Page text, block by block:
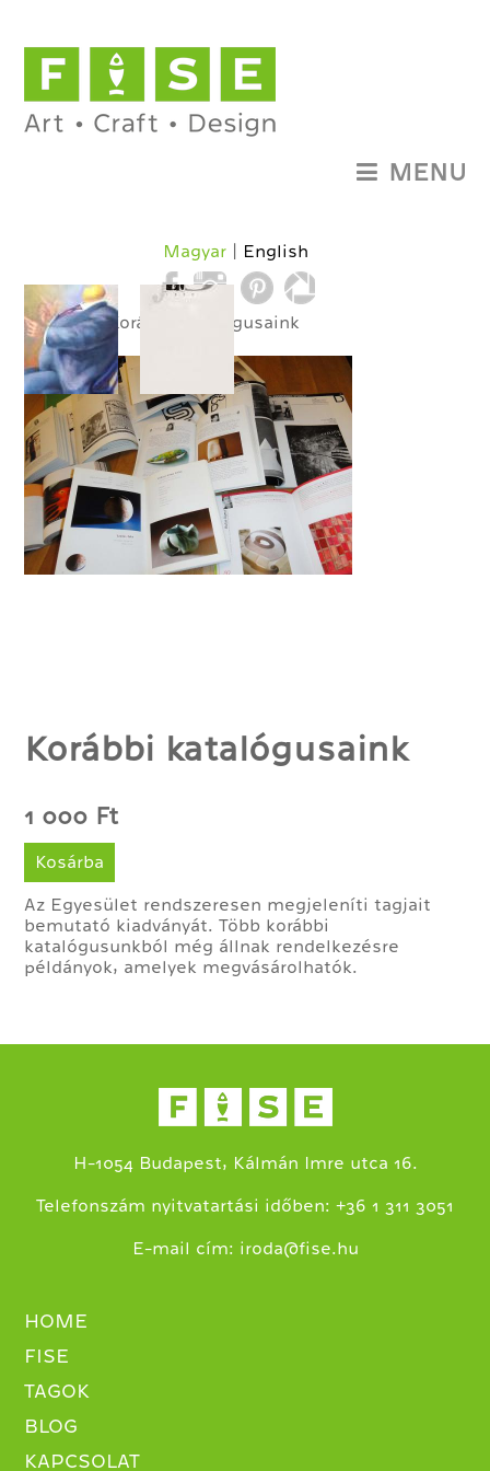
Magyar English
MENU
E-shop» Korábbi katalógusaink
Korábbi katalógusaink
1 000 Ft
Kosárba
Az Egyesület rendszeresen megjeleníti tagjait
bemutató kiadványát. Több korábbi
katalógusunkból még állnak rendelkezésre
példányok, amelyek megvásárolhatók.
H-1054 Budapest, Kálmán Imre utca 16.
Telefonszám nyitvatartási időben: +36 1 311 3051
E-mail cím: iroda@fise.hu
HOME
FISE
TAGOK
BLOG
KAPCSOLAT